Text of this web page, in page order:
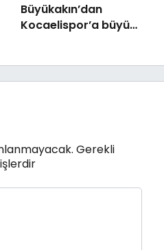
Büyükakın’dan
Kocaelispor’a büyük
Gerekli